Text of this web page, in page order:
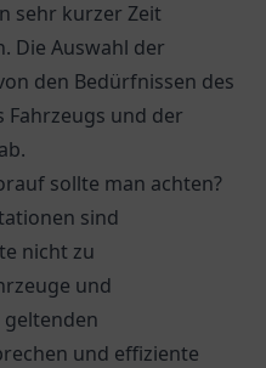
sehr kurzer Zeit
Die Auswahl der
den Bedürfnissen des
Fahrzeugs und der
sollte man achten?
sind
nicht zu
und
und effiziente